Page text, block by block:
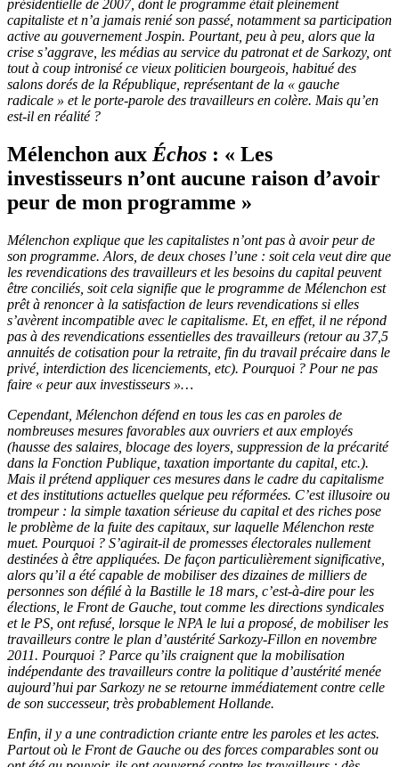
présidentielle de 2007, dont le programme était pleinement
capitaliste et n’a jamais renié son passé, notamment sa participation
active au gouvernement Jospin. Pourtant, peu à peu, alors que la
crise s’aggrave, les médias au service du patronat et de Sarkozy, ont
tout à coup intronisé ce vieux politicien bourgeois, habitué des
salons dorés de la République, représentant de la « gauche
radicale » et le porte-parole des travailleurs en colère. Mais qu’en
est-il en réalité ?
Mélenchon aux Échos : « Les
investisseurs n’ont aucune raison d’avoir
peur de mon programme »
Mélenchon explique que les capitalistes n’ont pas à avoir peur de
son programme. Alors, de deux choses l’une : soit cela veut dire que
les revendications des travailleurs et les besoins du capital peuvent
être conciliés, soit cela signifie que le programme de Mélenchon est
prêt à renoncer à la satisfaction de leurs revendications si elles
s’avèrent incompatible avec le capitalisme. Et, en effet, il ne répond
pas à des revendications essentielles des travailleurs (retour au 37,5
annuités de cotisation pour la retraite, fin du travail précaire dans le
privé, interdiction des licenciements, etc). Pourquoi ? Pour ne pas
faire « peur aux investisseurs »…
Cependant, Mélenchon défend en tous les cas en paroles de
nombreuses mesures favorables aux ouvriers et aux employés
(hausse des salaires, blocage des loyers, suppression de la précarité
dans la Fonction Publique, taxation importante du capital, etc.).
Mais il prétend appliquer ces mesures dans le cadre du capitalisme
et des institutions actuelles quelque peu réformées. C’est illusoire ou
trompeur : la simple taxation sérieuse du capital et des riches pose
le problème de la fuite des capitaux, sur laquelle Mélenchon reste
muet. Pourquoi ? S’agirait-il de promesses électorales nullement
destinées à être appliquées. De façon particulièrement significative,
alors qu’il a été capable de mobiliser des dizaines de milliers de
personnes son défilé à la Bastille le 18 mars, c’est-à-dire pour les
élections, le Front de Gauche, tout comme les directions syndicales
et le PS, ont refusé, lorsque le NPA le lui a proposé, de mobiliser les
travailleurs contre le plan d’austérité Sarkozy-Fillon en novembre
2011. Pourquoi ? Parce qu’ils craignent que la mobilisation
indépendante des travailleurs contre la politique d’austérité menée
aujourd’hui par Sarkozy ne se retourne immédiatement contre celle
de son successeur, très probablement Hollande.
Enfin, il y a une contradiction criante entre les paroles et les actes.
Partout où le Front de Gauche ou des forces comparables sont ou